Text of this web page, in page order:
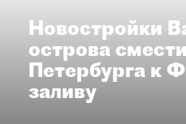
Новостройки
острова
Петербурга к
заливу